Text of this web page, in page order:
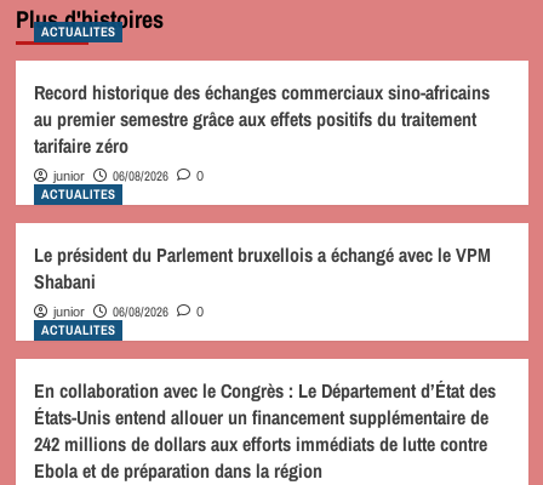
Plus d'histoires
ACTUALITES
Record historique des échanges commerciaux sino-africains
au premier semestre grâce aux effets positifs du traitement
tarifaire zéro
junior 06/08/2026 0
ACTUALITES
Le président du Parlement bruxellois a échangé avec le VPM
Shabani
junior 06/08/2026 0
ACTUALITES
En collaboration avec le Congrès : Le Département d’État des
États-Unis entend allouer un financement supplémentaire de
242 millions de dollars aux efforts immédiats de lutte contre
Ebola et de préparation dans la région